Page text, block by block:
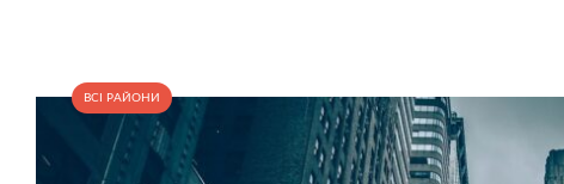
ВСІ РАЙОНИ